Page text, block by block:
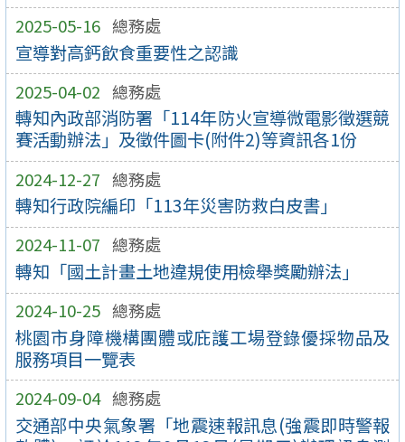
2025-05-16 總務處
宣導對高鈣飲食重要性之認識
2025-04-02 總務處
轉知內政部消防署「114年防火宣導微電影徵選競
賽活動辦法」及徵件圖卡(附件2)等資訊各1份
2024-12-27 總務處
轉知行政院編印「113年災害防救白皮書」
2024-11-07 總務處
轉知「國土計畫土地違規使用檢舉獎勵辦法」
2024-10-25 總務處
桃園市身障機構團體或庇護工場登錄優採物品及
服務項目一覽表
2024-09-04 總務處
交通部中央氣象署「地震速報訊息(強震即時警報